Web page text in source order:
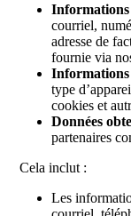
courriel,
adresse de
fournie via
Informations
type
cookies et
Données
partenaires
Cela inclut :
Les